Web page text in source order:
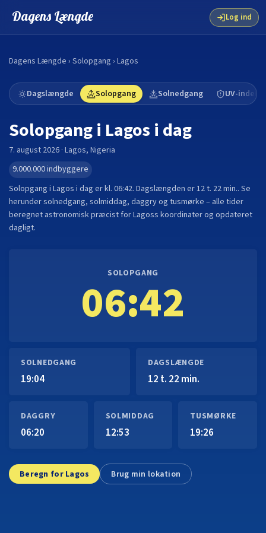
Dagens Længde Log ind
Dagens Længde › Solopgang › Lagos
Dagslængde Solopgang Solnedgang UV-indeks
Solopgang i Lagos i dag
7. august 2026 · Lagos, Nigeria
9.000.000indbyggere
Solopgang i Lagos i dag er kl. 06:42. Dagslængden er12 t. 22 min.. Se
herunder solnedgang, solmiddag, daggry og tusmørke – alle tider
beregnet astronomisk præcist forLagoss koordinater og opdateret
dagligt.
SOLOPGANG
06:42
SOLNEDGANG
19:04
DAGSLÆNGDE
12 t. 22 min.
DAGGRY
06:20
SOLMIDDAG
12:53
TUSMØRKE
19:26
Beregn for Lagos Brug min lokation